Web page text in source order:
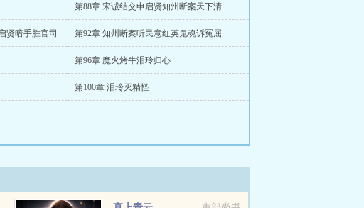
第88章 宋诚结交申启贤知州断案天下清
贤暗手胜官司 第92章 知州断案听民意红英鬼魂诉冤屈
第96章 魔火烤牛泪玲归心
第100章 泪玲灭精怪